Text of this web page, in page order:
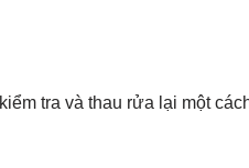
tra và thau rửa lại một